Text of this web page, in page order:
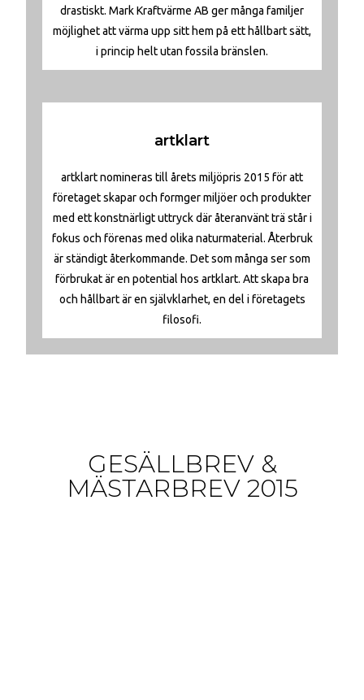
drastiskt. Mark Kraftvärme AB ger många familjer
möjlighet att värma upp sitt hem på ett hållbart sätt,
i princip helt utan fossila bränslen.
artklart
artklart nomineras till årets miljöpris 2015 för att
företaget skapar och formger miljöer och produkter
med ett konstnärligt uttryck där återanvänt trä står i
fokus och förenas med olika naturmaterial. Återbruk
är ständigt återkommande. Det som många ser som
förbrukat är en potential hos artklart. Att skapa bra
och hållbart är en självklarhet, en del i företagets
filosofi.
GESÄLLBREV &
MÄSTARBREV 2015